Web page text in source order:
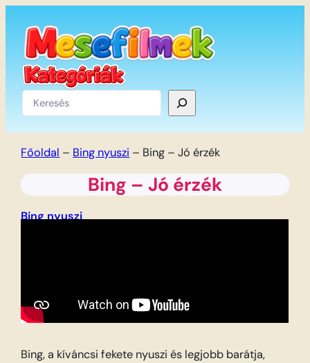
tartalomhoz
Keresés
Főoldal – Bing nyuszi – Bing – Jó érzék
Bing – Jó érzék
Bing nyuszi
Bing, a kíváncsi fekete nyuszi és legjobb barátja,